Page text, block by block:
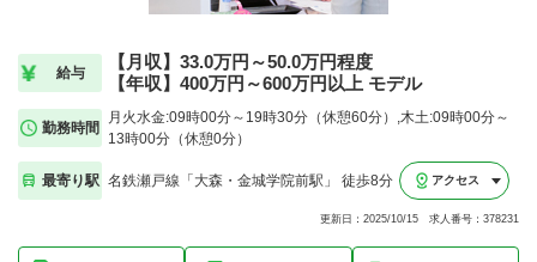
給与
【月収】33.0万円～50.0万円程度
【年収】400万円～600万円以上 モデル
勤務時間
月火水金:09時00分～19時30分（休憩60分）,木土:09時00分～
13時00分（休憩0分）
最寄り駅 名鉄瀬戸線「大森・金城学院前駅」 徒歩8分 アクセス
更新日：2025/10/15 求人番号：378231